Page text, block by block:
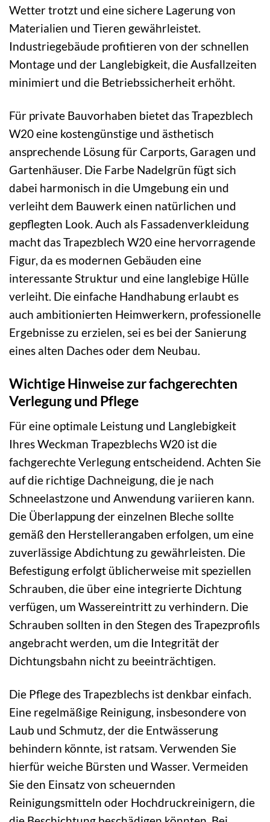
Wetter trotzt und eine sichere Lagerung von
Materialien und Tieren gewährleistet.
Industriegebäude profitieren von der schnellen
Montage und der Langlebigkeit, die Ausfallzeiten
minimiert und die Betriebssicherheit erhöht.
Für private Bauvorhaben bietet das Trapezblech
W20 eine kostengünstige und ästhetisch
ansprechende Lösung für Carports, Garagen und
Gartenhäuser. Die Farbe Nadelgrün fügt sich
dabei harmonisch in die Umgebung ein und
verleiht dem Bauwerk einen natürlichen und
gepflegten Look. Auch als Fassadenverkleidung
macht das Trapezblech W20 eine hervorragende
Figur, da es modernen Gebäuden eine
interessante Struktur und eine langlebige Hülle
verleiht. Die einfache Handhabung erlaubt es
auch ambitionierten Heimwerkern, professionelle
Ergebnisse zu erzielen, sei es bei der Sanierung
eines alten Daches oder dem Neubau.
Wichtige Hinweise zur fachgerechten
Verlegung und Pflege
Für eine optimale Leistung und Langlebigkeit
Ihres Weckman Trapezblechs W20 ist die
fachgerechte Verlegung entscheidend. Achten Sie
auf die richtige Dachneigung, die je nach
Schneelastzone und Anwendung variieren kann.
Die Überlappung der einzelnen Bleche sollte
gemäß den Herstellerangaben erfolgen, um eine
zuverlässige Abdichtung zu gewährleisten. Die
Befestigung erfolgt üblicherweise mit speziellen
Schrauben, die über eine integrierte Dichtung
verfügen, um Wassereintritt zu verhindern. Die
Schrauben sollten in den Stegen des Trapezprofils
angebracht werden, um die Integrität der
Dichtungsbahn nicht zu beeinträchtigen.
Die Pflege des Trapezblechs ist denkbar einfach.
Eine regelmäßige Reinigung, insbesondere von
Laub und Schmutz, der die Entwässerung
behindern könnte, ist ratsam. Verwenden Sie
hierfür weiche Bürsten und Wasser. Vermeiden
Sie den Einsatz von scheuernden
Reinigungsmitteln oder Hochdruckreinigern, die